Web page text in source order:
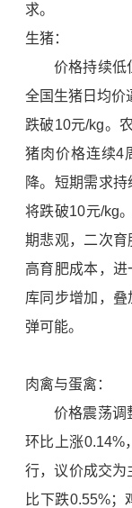
求。
生猪：
价格持续低
全国生猪日均价
跌破10元/kg。
猪肉价格连续4
降。短期需求
将跌破10元/kg
期悲观，二次育
高育肥成本，
库同步增加，
弹可能。
肉禽与蛋禽：
价格震荡调
环比上涨0.14%
行，议价成交为
比下跌0.55%；